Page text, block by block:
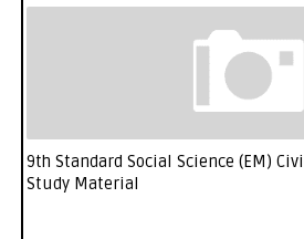
9th Standard Social Science (EM)
Study Material